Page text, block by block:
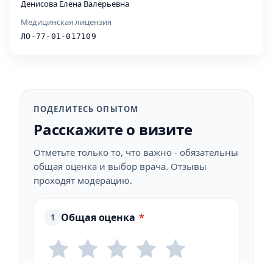
Денисова Елена Валерьевна
Медицинская лицензия
ЛО-77-01-017109
ПОДЕЛИТЕСЬ ОПЫТОМ
Расскажите о визите
Отметьте только то, что важно - обязательны
общая оценка и выбор врача. Отзывы
проходят модерацию.
1 Общая оценка *